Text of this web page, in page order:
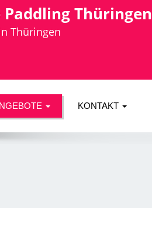
Paddling Thüringen
Thüringen
KONTAKT